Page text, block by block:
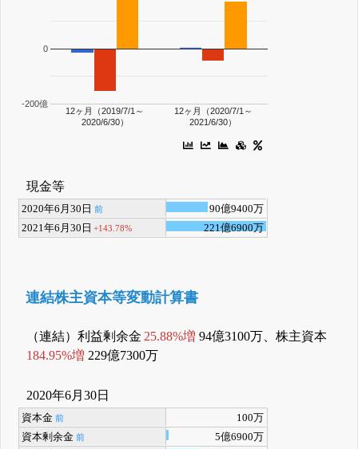
12ヶ月（2019/7/1～
2020/6/30）
12ヶ月（2020/7/1～
2021/6/30）
-200億
0
現金等
2020年6月30日 前
90億9400万
2021年6月30日 +143.78% 221億6900万
連結株主資本等変動計算書
（連結）利益剰余金 25.88%増 94億3100万、株主資本
184.95%増 229億7300万
2020年6月30日
資本金 前
100万
資本剰余金 前
5億6900万